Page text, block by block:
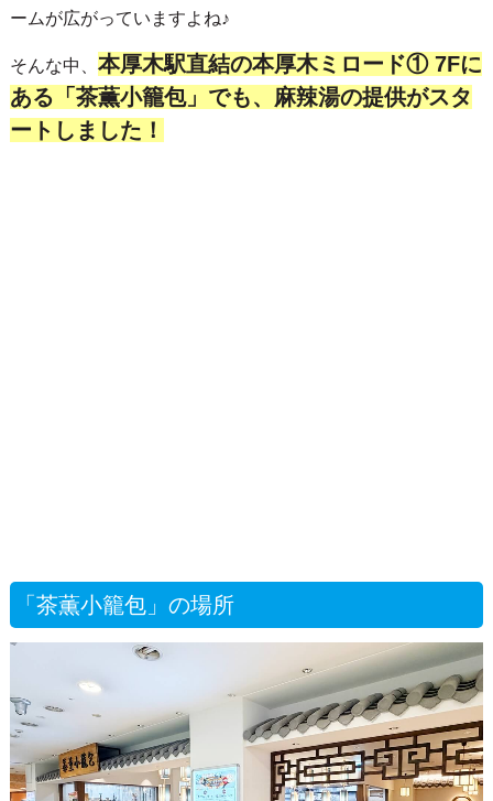
ームが広がっていますよね♪
そんな中、 本厚木駅直結の本厚木ミロード① 7Fに
ある「茶薫小籠包」でも、麻辣湯の提供がスタ
ートしました！
「茶薫小籠包」の場所